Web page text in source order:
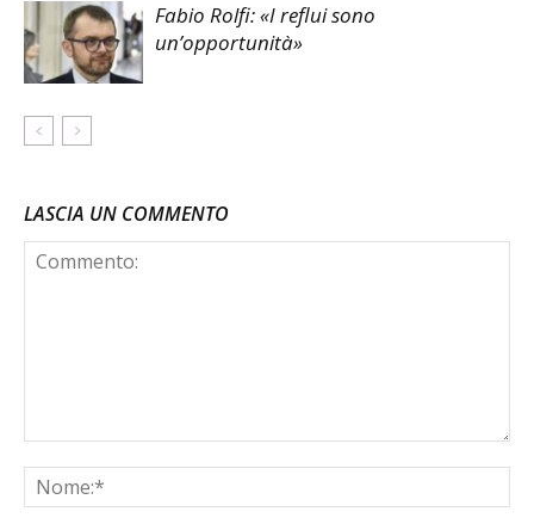
Fabio Rolfi: «I reflui sono
un’opportunità»
LASCIA UN COMMENTO